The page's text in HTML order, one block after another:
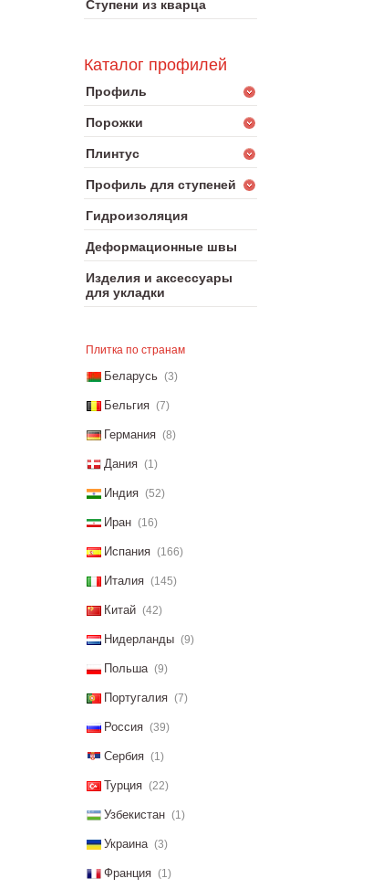
Ступени из кварца
Каталог профилей
Профиль
Порожки
Плинтус
Профиль для ступеней
Гидроизоляция
Деформационные швы
Изделия и аксессуары
для укладки
Плитка по странам
Беларусь (3)
Бельгия (7)
Германия (8)
Дания (1)
Индия (52)
Иран (16)
Испания (166)
Италия (145)
Китай (42)
Нидерланды (9)
Польша (9)
Португалия (7)
Россия (39)
Сербия (1)
Турция (22)
Узбекистан (1)
Украина (3)
Франция (1)